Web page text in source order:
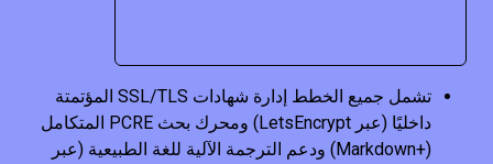
تشمل جميع الخطط إدارة شهادات SSL/TLS المؤتمتة
داخليًا (عبر LetsEncrypt) ومحرك بحث PCRE المتكامل
(+Markdown) ودعم الترجمة الآلية للغة الطبيعية (عبر